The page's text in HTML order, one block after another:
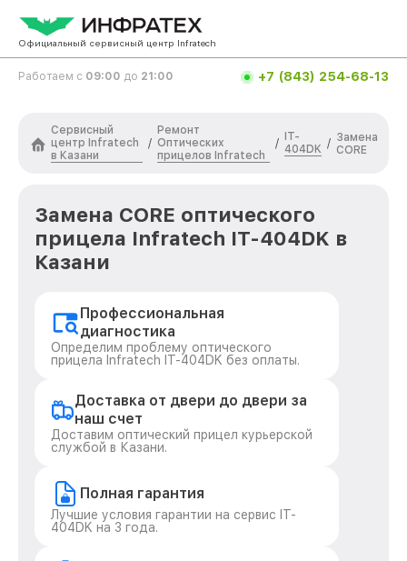
Официальный сервисный центр Infratech
Работаем с 09:00 до 21:00 +7 (843) 254-68-13
Сервисный
центр Infratech
в Казани
/
Ремонт
Оптических
прицелов Infratech
/
IT-
404DK / Замена
CORE
Замена CORE оптического
прицела Infratech IT-404DK в
Казани
Профессиональная
диагностика
Определим проблему оптического
прицела Infratech IT-404DK без оплаты.
Доставка от двери до двери за
наш счет
Доставим оптический прицел курьерской
службой в Казани.
Полная гарантия
Лучшие условия гарантии на сервис IT-
404DK на 3 года.